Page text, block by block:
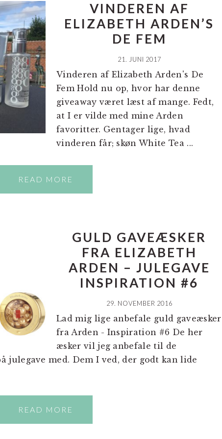
VINDEREN AF
ELIZABETH ARDEN’S
DE FEM
21. JUNI 2017
Vinderen af Elizabeth Arden's De
Fem Hold nu op, hvor har denne
giveaway været læst af mange. Fedt,
at I er vilde med mine Arden
favoritter. Gentager lige, hvad
vinderen får; skøn White Tea ...
READ MORE
GULD GAVEÆSKER
FRA ELIZABETH
ARDEN – JULEGAVE
INSPIRATION #6
29. NOVEMBER 2016
Lad mig lige anbefale guld gaveæsker
fra Arden - Inspiration #6 De her
æsker vil jeg anbefale til de
julegave med. Dem I ved, der godt kan lide
READ MORE